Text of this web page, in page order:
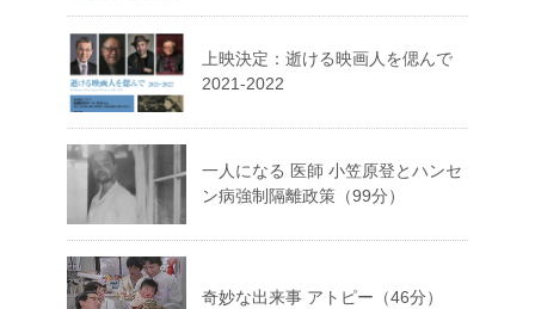
上映決定：逝ける映画人を偲んで
2021-2022
一人になる 医師 小笠原登とハンセ
ン病強制隔離政策（99分）
奇妙な出来事 アトピー（46分）